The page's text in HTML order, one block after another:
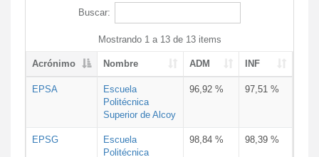
Buscar:
Mostrando 1 a 13 de 13 items
Acrónimo Nombre ADM INF
EPSA
Escuela
Politécnica
Superior de Alcoy
96,92 % 97,51 %
EPSG
Escuela
Politécnica
98,84 % 98,39 %